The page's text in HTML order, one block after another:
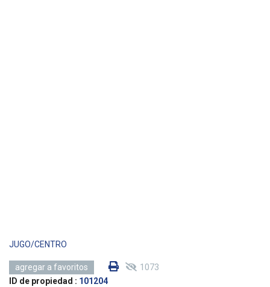
JUGO/CENTRO
agregar a favoritos 1073
ID de propiedad : 101204